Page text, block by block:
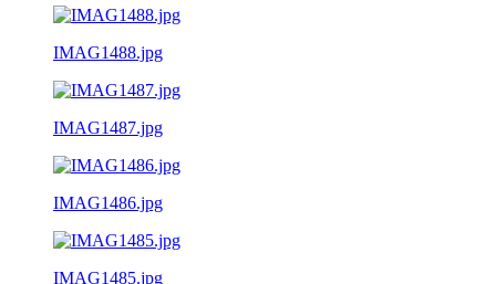
IMAG1488.jpg
IMAG1487.jpg
IMAG1486.jpg
IMAG1485.jpg